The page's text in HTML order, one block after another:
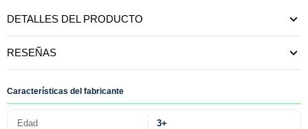
DETALLES DEL PRODUCTO
RESEÑAS
Características del fabricante
Edad 3+